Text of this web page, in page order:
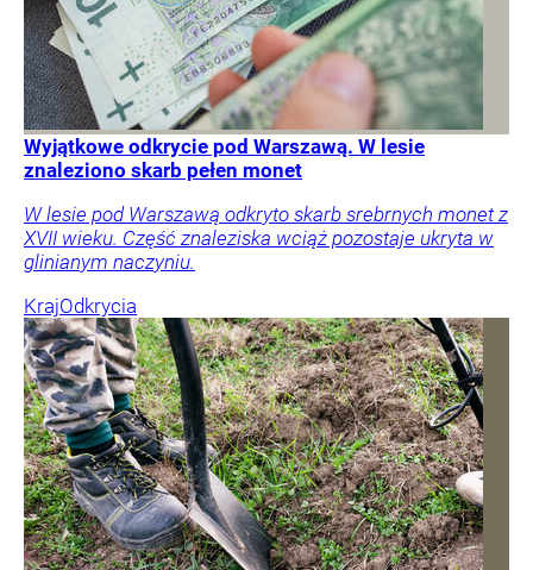
Wyjątkowe odkrycie pod Warszawą. W lesie
znaleziono skarb pełen monet
W lesie pod Warszawą odkryto skarb srebrnych monet z
XVII wieku. Część znaleziska wciąż pozostaje ukryta w
glinianym naczyniu.
KrajOdkrycia